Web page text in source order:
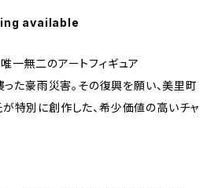
available
一無二のアートフィギュア
た豪雨災害。その復興を願い、美里町
特別に創作した、希少価値の高いチャ